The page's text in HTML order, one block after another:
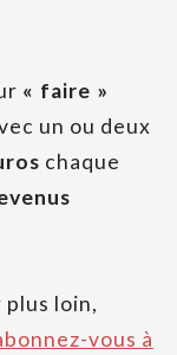
« faire »
un ou deux
chaque
plus loin,
vous à